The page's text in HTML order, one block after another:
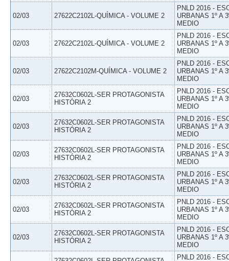
02/03 27622C2102L-QUÍMICA - VOLUME 2
PNLD 2016 -
URBANAS 1º A
MEDIO
02/03 27622C2102L-QUÍMICA - VOLUME 2
PNLD 2016 -
URBANAS 1º A
MEDIO
02/03 27622C2102M-QUÍMICA - VOLUME 2
PNLD 2016 -
URBANAS 1º A
MEDIO
02/03
27632C0602L-SER PROTAGONISTA
HISTÓRIA 2
PNLD 2016 -
URBANAS 1º A
MEDIO
02/03
27632C0602L-SER PROTAGONISTA
HISTÓRIA 2
PNLD 2016 -
URBANAS 1º A
MEDIO
02/03
27632C0602L-SER PROTAGONISTA
HISTÓRIA 2
PNLD 2016 -
URBANAS 1º A
MEDIO
02/03
27632C0602L-SER PROTAGONISTA
HISTÓRIA 2
PNLD 2016 -
URBANAS 1º A
MEDIO
02/03
27632C0602L-SER PROTAGONISTA
HISTÓRIA 2
PNLD 2016 -
URBANAS 1º A
MEDIO
02/03
27632C0602L-SER PROTAGONISTA
HISTÓRIA 2
PNLD 2016 -
URBANAS 1º A
MEDIO
PNLD 2016 -